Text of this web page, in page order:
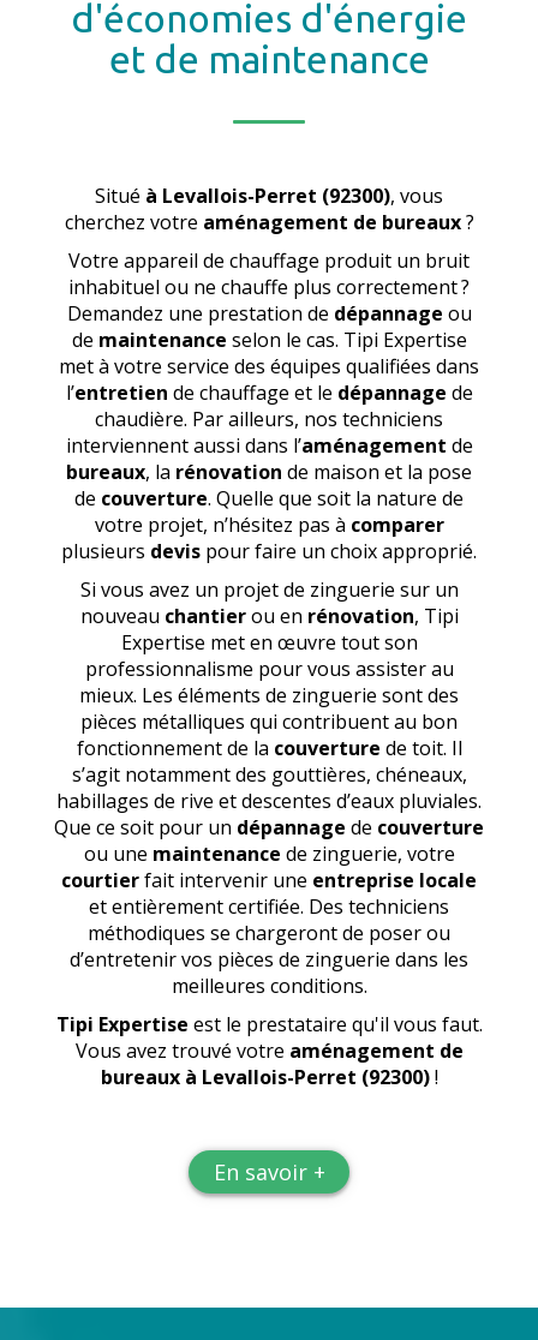
d'économies d'énergie
et de maintenance
Situé à Levallois-Perret (92300), vous
cherchez votre aménagement de bureaux?
Votre appareil de chauffage produit un bruit
inhabituel ou ne chauffe plus correctement ?
Demandez une prestation de dépannage ou
de maintenance selon le cas. Tipi Expertise
met à votre service des équipes qualifiées dans
l’entretien de chauffage et le dépannage de
chaudière. Par ailleurs, nos techniciens
interviennent aussi dans l’aménagement de
bureaux, la rénovation de maison et la pose
de couverture. Quelle que soit la nature de
votre projet, n’hésitez pas à comparer
plusieurs devis pour faire un choix approprié.
Si vous avez un projet de zinguerie sur un
nouveau chantierou en rénovation, Tipi
Expertise met en œuvre tout son
professionnalisme pour vous assister au
mieux. Les éléments de zinguerie sont des
pièces métalliques qui contribuent au bon
fonctionnement de la couverture de toit. Il
s’agit notamment des gouttières, chéneaux,
habillages de rive et descentes d’eaux pluviales.
Que ce soit pour un dépannage de couverture
ou une maintenance de zinguerie, votre
courtierfait intervenir une entreprise locale
et entièrement certifiée. Des techniciens
méthodiques se chargeront de poser ou
d’entretenir vos pièces de zinguerie dans les
meilleures conditions.
Tipi Expertise est le prestataire qu'il vous faut.
Vous avez trouvé votre aménagement de
bureaux à Levallois-Perret (92300)!
En savoir +